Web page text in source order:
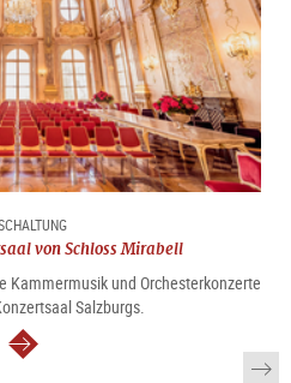
von Schloss Mirabell
Kammermusik und Orchesterkonzerte
Salzburgs.
weiter